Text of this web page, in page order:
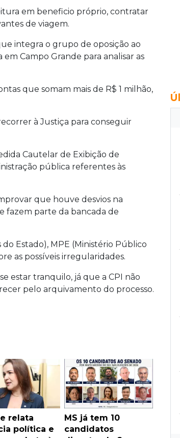
em beneficio próprio, contratar
de viagem.
integra o grupo de oposição ao
Campo Grande para analisar as
que somam mais de R$ 1 milhão,
à Justiça para conseguir
Cautelar de Exibição de
pública referentes às
que houve desvios na
fazem parte da bancada de
Estado), MPE (Ministério Público
as possíveis irregularidades.
estar tranquilo, já que a CPI não
pelo arquivamento do processo.
relata
política e
MS já tem 10
candidatos